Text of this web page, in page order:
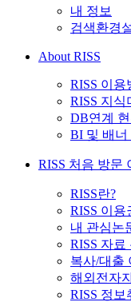
내 정보
검색환경
About RISS
RISS 이용
RISS 지식
DB연계
BI 및 배너
RISS 처음 방문
RISS란?
RISS 이용
내 관심논
RISS 자료
복사/대출
해외전자
RISS 정